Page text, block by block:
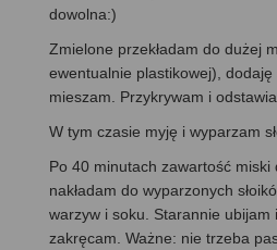
dowolna:)
Zmielone przekładam do dużej
ewentualnie plastikowej), dodaję
mieszam. Przykrywam i
W tym czasie myję i wyparzam
Po 40 minutach zawartość miski
nakładam do wyparzonych
warzyw i soku. Starannie ubijam
zakręcam. Ważne: nie trzeba